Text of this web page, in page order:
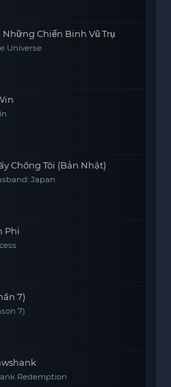
Những Chiến Binh Vũ Trụ
Universe
Chồng Tôi (Bản Nhật)
Japan
Phi
7)
7)
Redemption